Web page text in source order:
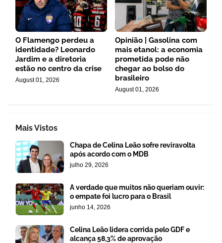
O Flamengo perdeu a
identidade? Leonardo
Jardim e a diretoria
estão no centro da crise
August 01, 2026
Opinião | Gasolina com
mais etanol: a economia
prometida pode não
chegar ao bolso do
brasileiro
August 01, 2026
Mais Vistos
Chapa de Celina Leão sofre reviravolta
após acordo com o MDB
julho 29, 2026
A verdade que muitos não queriam ouvir:
o empate foi lucro para o Brasil
junho 14, 2026
Celina Leão lidera corrida pelo GDF e
alcança 58,3% de aprovação